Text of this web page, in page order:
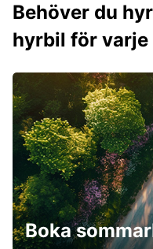
Behöver du
hyrbil för varje
Boka